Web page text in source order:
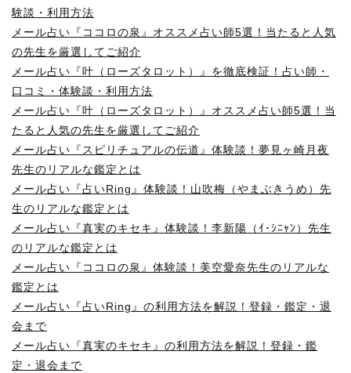
験談・利用方法
メール占い『ココロの泉』オススメ占い師5選！当たると人気
の先生を厳選してご紹介
メール占い『叶（ローズタロット）』を徹底検証！占い師・
口コミ・体験談・利用方法
メール占い『叶（ローズタロット）』オススメ占い師5選！当
たると人気の先生を厳選してご紹介
メール占い『スピリチュアルの伝道』体験談！夢見ヶ崎月夜
先生のリアルな鑑定とは
メール占い『占いRing』体験談！山吹梅（やまぶきうめ）先
生のリアルな鑑定とは
メール占い『真実のキセキ』体験談！李新陽（ｲ･ｼﾆｬﾝ）先生
のリアルな鑑定とは
メール占い『ココロの泉』体験談！美空愛奈先生のリアルな
鑑定とは
メール占い『占いRing』の利用方法を解説！登録・鑑定・退
会まで
メール占い『真実のキセキ』の利用方法を解説！登録・鑑
定・退会まで